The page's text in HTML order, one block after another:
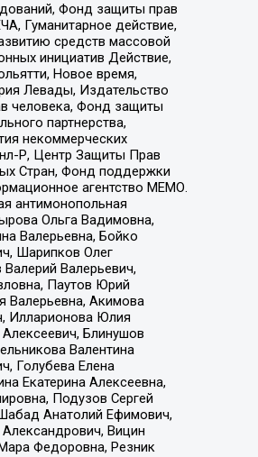
Фонд защиты прав
Гуманитарное действие,
средств массовой
инициатив Действие,
Новое время,
Левады, Издательство
человека, Фонд защиты
партнерства,
некоммерческих
Р, Центр Защиты Прав
Стран, Фонд поддержки
агентство МЕМО.
антимонопольная
Ольга Вадимовна,
Валерьевна, Бойко
Шарипков Олег
Валерьевич,
Паутов Юрий
Валерьевна, Акимова
Илларионова Юлия
Блинушов
Валентина
Голубева Елена
Екатерина Алексеевна,
Подузов Сергей
Анатолий Ефимович,
Вицин
Федоровна, Резник